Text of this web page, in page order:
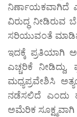
ನಿರ್ಣಾಯಕವಾಗಿದೆ
ವಿರುದ್ಧ ನೀಡಿರುವ
ಸರಿಯುವಂತೆ
ಇದಕ್ಕೆ ಪ್ರತಿಯಾಗಿ
ಎಚ್ಚರಿಕೆ ನೀಡಿದ್ದು,
ಮಧ್ಯಪ್ರವೇಶಿಸಿ
ನಡೆಸಲಿದೆ ಎಂದು
ಅಮೆರಿಕ